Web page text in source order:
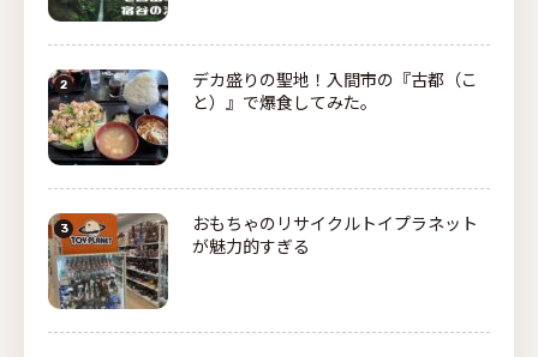
デカ盛りの聖地！入間市の『古都（こ
と）』で爆食してみた。
おもちゃのリサイクルトイプラネット
が魅力的すぎる